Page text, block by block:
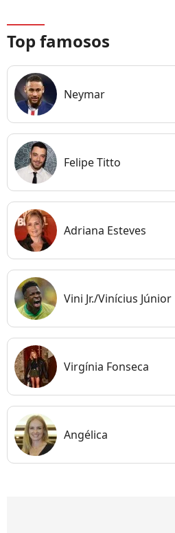
Top famosos
Neymar
Felipe Titto
Adriana Esteves
Vini Jr./Vinícius Júnior
Virgínia Fonseca
Angélica